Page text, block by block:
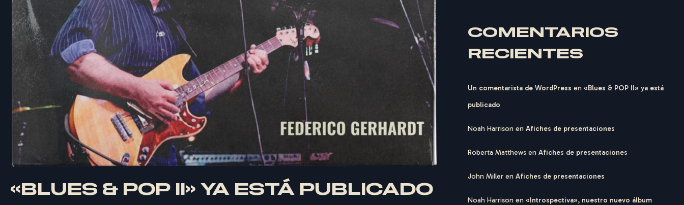
«BLUES & POP II» YA ESTÁ PUBLICADO
COMENTARIOS
RECIENTES
Un comentarista de WordPress en«Blues & POP II» ya está
publicado
Noah Harrison enAfiches de presentaciones
Roberta Matthews enAfiches de presentaciones
John Miller enAfiches de presentaciones
Noah Harrison en«Introspectiva», nuestro nuevo álbum